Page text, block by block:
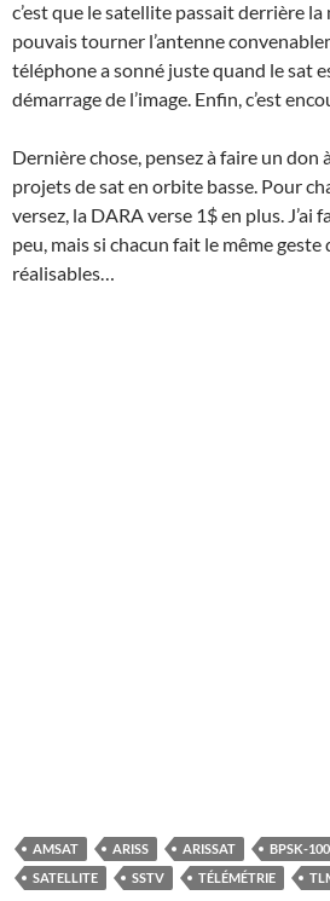
c’est que le satellite passait derrière
pouvais tourner l’antenne
téléphone a sonné juste quand le sat
démarrage de l’image. Enfin, c’est
Dernière chose, pensez à faire un don
projets de sat en orbite basse. Pour
versez, la DARA verse 1$ en plus. J’ai
peu, mais si chacun fait le même
réalisables…
AMSAT ARISS ARISSAT BPSK-
SATELLITE
SSTV TÉLÉMÉTRIE